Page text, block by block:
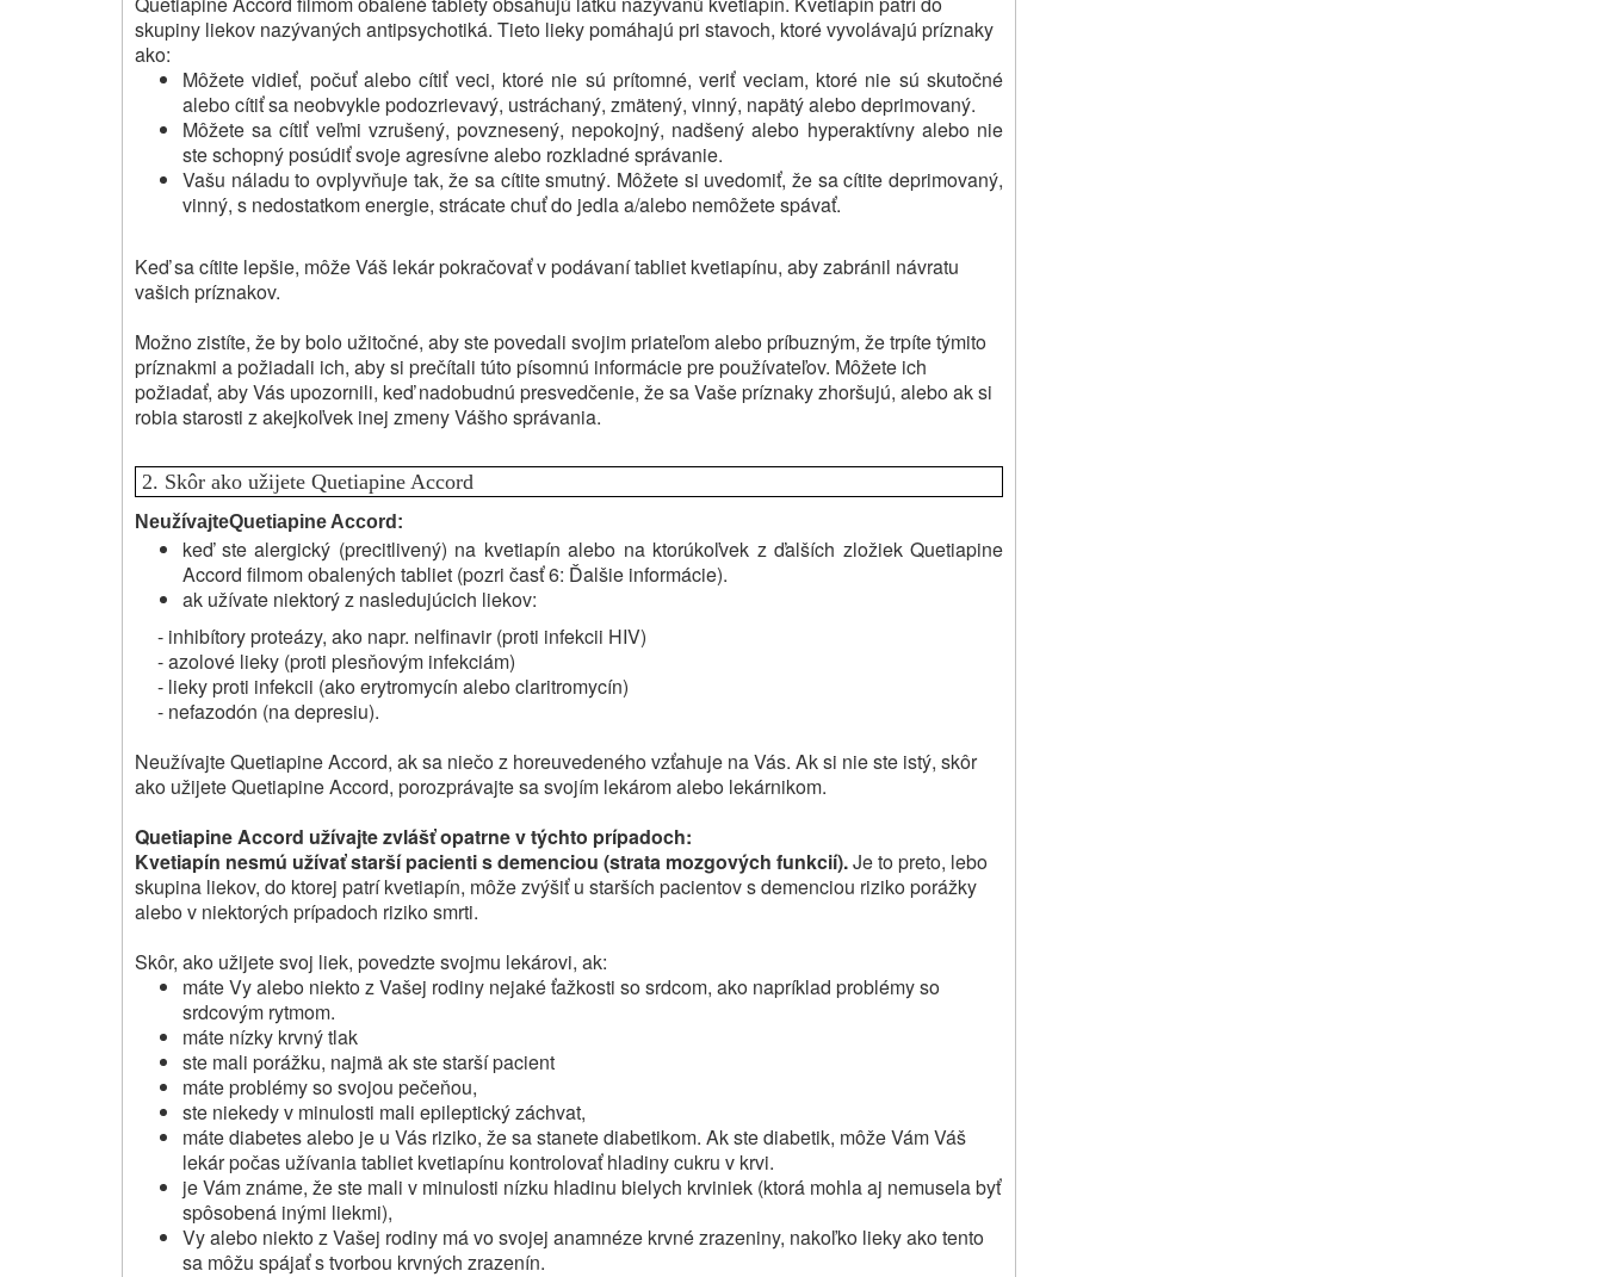
skupiny liekov nazývaných antipsychotiká. Tieto lieky pomáhajú pri stavoch, ktoré vyvolávajú príznaky
ako:
Môžete vidieť, počuť alebo cítiť veci, ktoré nie sú prítomné, veriť veciam, ktoré nie sú skutočné
alebo cítiť sa neobvykle podozrievavý, ustráchaný, zmätený, vinný, napätý alebo deprimovaný.
Môžete sa cítiť veľmi vzrušený, povznesený, nepokojný, nadšený alebo hyperaktívny alebo nie
ste schopný posúdiť svoje agresívne alebo rozkladné správanie.
Vašu náladu to ovplyvňuje tak, že sa cítite smutný. Môžete si uvedomiť, že sa cítite deprimovaný,
vinný, s nedostatkom energie, strácate chuť do jedla a/alebo nemôžete spávať.
Keď sa cítite lepšie, môže Váš lekár pokračovať v podávaní tabliet kvetiapínu, aby zabránil návratu
vašich príznakov.
Možno zistíte, že by bolo užitočné, aby ste povedali svojim priateľom alebo príbuzným, že trpíte týmito
príznakmi a požiadali ich, aby si prečítali túto písomnú informácie pre používateľov. Môžete ich
požiadať, aby Vás upozornili, keď nadobudnú presvedčenie, že sa Vaše príznaky zhoršujú, alebo ak si
robia starosti z akejkoľvek inej zmeny Vášho správania.
2. Skôr ako užijete Quetiapine Accord
NeužívajteQuetiapine Accord:
keď ste alergický (precitlivený) na kvetiapín alebo na ktorúkoľvek z ďalších zložiek Quetiapine
Accord filmom obalených tabliet (pozri časť 6: Ďalšie informácie).
ak užívate niektorý z nasledujúcich liekov:
- inhibítory proteázy, ako napr. nelfinavir (proti infekcii HIV)
- azolové lieky (proti plesňovým infekciám)
- lieky proti infekcii (ako erytromycín alebo claritromycín)
- nefazodón (na depresiu).
Neužívajte Quetiapine Accord, ak sa niečo z horeuvedeného vzťahuje na Vás. Ak si nie ste istý, skôr
ako užijete Quetiapine Accord, porozprávajte sa svojím lekárom alebo lekárnikom.
Quetiapine Accord užívajte zvlášť opatrne v týchto prípadoch:
Kvetiapín nesmú užívať starší pacienti s demenciou (strata mozgových funkcií).Je to preto, lebo
skupina liekov, do ktorej patrí kvetiapín, môže zvýšiť u starších pacientov s demenciou riziko porážky
alebo v niektorých prípadoch riziko smrti.
Skôr, ako užijete svoj liek, povedzte svojmu lekárovi, ak:
máte Vy alebo niekto z Vašej rodiny nejaké ťažkosti so srdcom, ako napríklad problémy so
srdcovým rytmom.
máte nízky krvný tlak
ste mali porážku, najmä ak ste starší pacient
máte problémy so svojou pečeňou,
ste niekedy v minulosti mali epileptický záchvat,
máte diabetes alebo je u Vás riziko, že sa stanete diabetikom. Akste diabetik, môže Vám Váš
lekár počas užívania tabliet kvetiapínu kontrolovať hladiny cukru v krvi.
je Vám známe, že ste mali v minulosti nízku hladinu bielych krviniek (ktorá mohla aj nemusela byť
spôsobená inými liekmi),
Vy alebo niekto z Vašej rodiny má vo svojej anamnéze krvné zrazeniny, nakoľko lieky ako tento
sa môžu spájať s tvorbou krvných zrazenín.